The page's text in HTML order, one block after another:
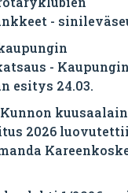
-
-
esitys 24.03.
kuusaalain
2026